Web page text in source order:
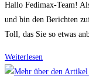
Hallo Fedimax-Team!
und bin den Berichten
Toll, das Sie so etwas
Weiterlesen
mit